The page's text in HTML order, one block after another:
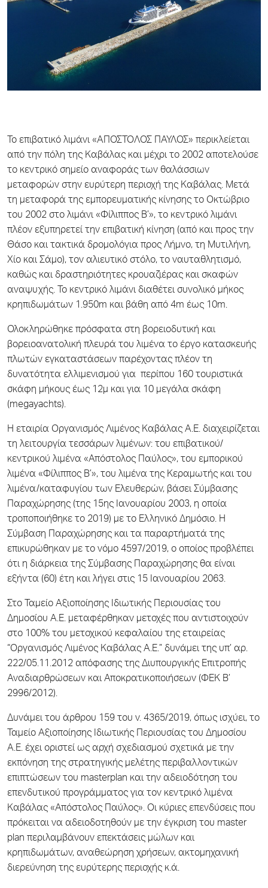
Το επιβατικό λιμάνι «ΑΠΟΣΤΟΛΟΣ ΠΑΥΛΟΣ» περικλείεται
από την πόλη της Καβάλας και μέχρι το 2002 αποτελούσε
το κεντρικό σημείο αναφοράς των θαλάσσιων
μεταφορών στην ευρύτερη περιοχή της Καβάλας. Μετά
τη μεταφορά της εμπορευματικής κίνησης το Οκτώβριο
του 2002 στο λιμάνι «Φίλιππος Β’», το κεντρικό λιμάνι
πλέον εξυπηρετεί την επιβατική κίνηση (από και προς την
Θάσο και τακτικά δρομολόγια προς Λήμνο, τη Μυτιλήνη,
Χίο και Σάμο), τον αλιευτικό στόλο, το ναυταθλητισμό,
καθώς και δραστηριότητες κρουαζιέρας και σκαφών
αναψυχής. Το κεντρικό λιμάνι διαθέτει συνολικό μήκος
κρηπιδωμάτων 1.950m και βάθη από 4m έως 10m.
Ολοκληρώθηκε πρόσφατα στη βορειοδυτική και
βορειοανατολική πλευρά του λιμένα το έργο κατασκευής
πλωτών εγκαταστάσεων παρέχοντας πλέον τη
δυνατότητα ελλιμενισμού για περίπου 160 τουριστικά
σκάφη μήκους έως 12μ και για 10 μεγάλα σκάφη
(megayachts).
Η εταιρία Οργανισμός Λιμένος Καβάλας Α.Ε. διαχειρίζεται
τη λειτουργία τεσσάρων λιμένων: του επιβατικού/
κεντρικού λιμένα «Απόστολος Παύλος», του εμπορικού
λιμένα «Φίλιππος Β’», του λιμένα της Κεραμωτής και του
λιμένα/καταφυγίου των Ελευθερών, βάσει Σύμβασης
Παραχώρησης (της 15ης Ιανουαρίου 2003, η οποία
τροποποιήθηκε το 2019) με το Ελληνικό Δημόσιο. Η
Σύμβαση Παραχώρησης και τα παραρτήματά της
επικυρώθηκαν με το νόμο 4597/2019, ο οποίος προβλέπει
ότι η διάρκεια της Σύμβασης Παραχώρησης θα είναι
εξήντα (60) έτη και λήγει στις 15 Ιανουαρίου 2063.
Στο Ταμείο Αξιοποίησης Ιδιωτικής Περιουσίας του
Δημοσίου Α.Ε. μεταφέρθηκαν μετοχές που αντιστοιχούν
στο 100% του μετοχικού κεφαλαίου της εταιρείας
“Οργανισμός Λιμένος Καβάλας Α.Ε.” δυνάμει της υπ’ αρ.
222/05.11.2012 απόφασης της Διυπουργικής Επιτροπής
Αναδιαρθρώσεων και Αποκρατικοποιήσεων (ΦΕΚ Β’
2996/2012).
Δυνάμει του άρθρου 159 του ν. 4365/2019, όπως ισχύει, το
Ταμείο Αξιοποίησης Ιδιωτικής Περιουσίας του Δημοσίου
Α.Ε. έχει οριστεί ως αρχή σχεδιασμού σχετικά με την
εκπόνηση της στρατηγικής μελέτης περιβαλλοντικών
επιπτώσεων του masterplan και την αδειοδότηση του
επενδυτικού προγράμματος για τον κεντρικό λιμένα
Καβάλας «Απόστολος Παύλος». Οι κύριες επενδύσεις που
πρόκειται να αδειοδοτηθούν με την έγκριση του master
plan περιλαμβάνουν επεκτάσεις μώλων και
κρηπιδωμάτων, αναθεώρηση χρήσεων, ακτομηχανική
διερεύνηση της ευρύτερης περιοχής κ.ά.